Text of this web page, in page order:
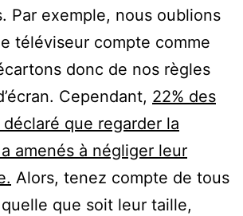
Par exemple, nous oublions
téléviseur compte comme
donc de nos règles
Cependant, 22% des
que regarder la
amenés à négliger leur
Alors, tenez compte de tous
que soit leur taille,